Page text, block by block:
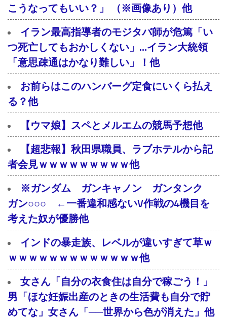
こうなってもいい？」 （※画像あり）他
イラン最高指導者のモジタバ師が危篤「い
つ死亡してもおかしくない」…イラン大統領
「意思疎通はかなり難しい」！他
お前らはこのハンバーグ定食にいくら払え
る？他
【ウマ娘】スペとメルエムの競馬予想他
【超悲報】秋田県職員、ラブホテルから記
者会見ｗｗｗｗｗｗｗｗｗ他
※ガンダム ガンキャノン ガンタンク
ガン○○○ ←一番違和感ないV作戦の4機目を
考えた奴が優勝他
インドの暴走族、レベルが違いすぎて草ｗ
ｗｗｗｗｗｗｗｗｗｗｗｗｗ他
女さん「自分の衣食住は自分で稼ごう！」
男「ほな妊娠出産のときの生活費も自分で貯
めてな」女さん「──世界から色が消えた」他